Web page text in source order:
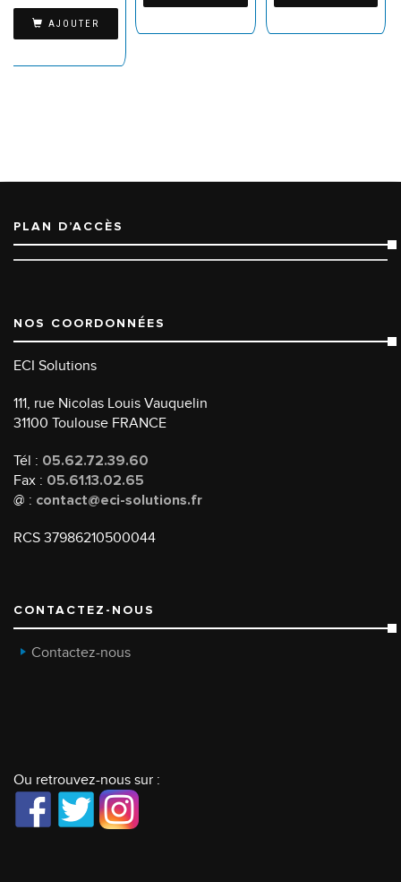
AJOUTER
PLAN D’ACCÈS
NOS COORDONNÉES
ECI Solutions
111, rue Nicolas Louis Vauquelin
31100 Toulouse FRANCE
Tél : 05.62.72.39.60
Fax : 05.61.13.02.65
@ : contact@eci-solutions.fr
RCS 37986210500044
CONTACTEZ-NOUS
Contactez-nous
Ou retrouvez-nous sur :